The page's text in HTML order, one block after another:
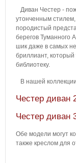
Диван Честер -
утонченным
породистый
берегов Туманного
шик даже в самых
бриллиант, который
библиотеку.
В нашей
Честер диван
Честер диван
Обе модели могут
также креслом для